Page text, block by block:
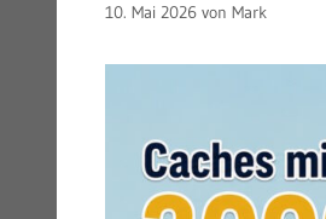
10. Mai 2026 von Mark